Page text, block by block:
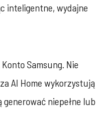
inteligentne, wydajne
Samsung. Nie
AI Home wykorzystują
niepełne lub